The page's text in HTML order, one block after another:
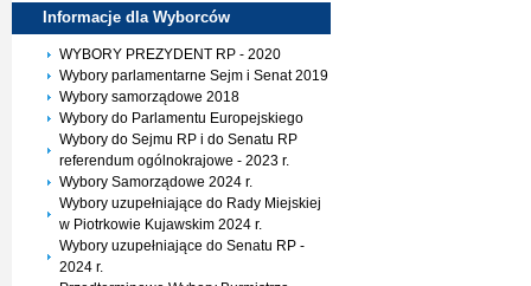
Informacje dla Wyborców
WYBORY PREZYDENT RP - 2020
Wybory parlamentarne Sejm i Senat 2019
Wybory samorządowe 2018
Wybory do Parlamentu Europejskiego
Wybory do Sejmu RP i do Senatu RP
referendum ogólnokrajowe - 2023 r.
Wybory Samorządowe 2024 r.
Wybory uzupełniające do Rady Miejskiej
w Piotrkowie Kujawskim 2024 r.
Wybory uzupełniające do Senatu RP -
2024 r.